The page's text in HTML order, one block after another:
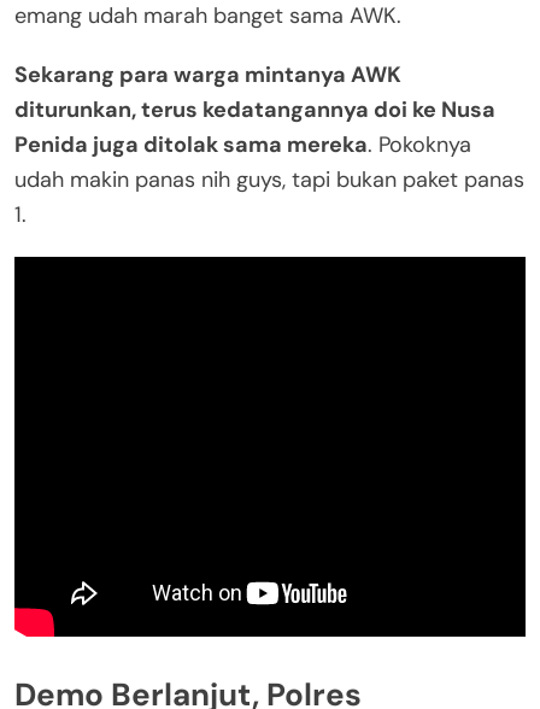
emang udah marah banget sama AWK.
Sekarang para warga mintanya AWK
diturunkan, terus kedatangannya doi ke Nusa
Penida juga ditolak sama mereka. Pokoknya
udah makin panas nih guys, tapi bukan paket panas
1.
Demo Berlanjut, Polres